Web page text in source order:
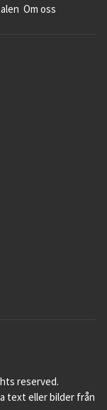
Om oss
reserved.
text eller bilder från